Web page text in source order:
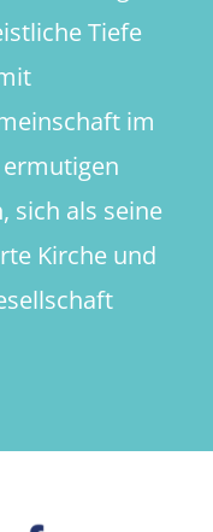
Tiefe
im
sich als seine
Kirche und